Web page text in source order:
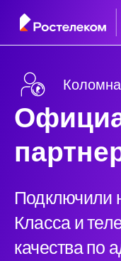
Подключили
Класса и
качества по